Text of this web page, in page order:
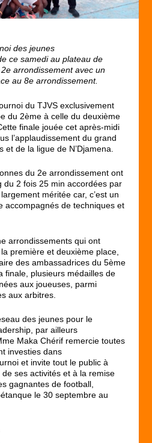
des jeunes
ce samedi au plateau de
arrondissement avec un
au 8e arrondissement.
du TJVS exclusivement
du 2ème à celle du deuxième
finale jouée cet après-midi
l’applaudissement du grand
de la ligue de N’Djamena.
du 2e arrondissement ont
du 2 fois 25 min accordées par
méritée car, c’est un
accompagnés de techniques et
arrondissements qui ont
première et deuxième place,
des ambassadrices du 5ème
finale, plusieurs médailles de
aux joueuses, parmi
aux arbitres.
des jeunes pour le
par ailleurs
Maka Chérif remercie toutes
investies dans
et invite tout le public à
ses activités et à la remise
gagnantes de football,
le 30 septembre au